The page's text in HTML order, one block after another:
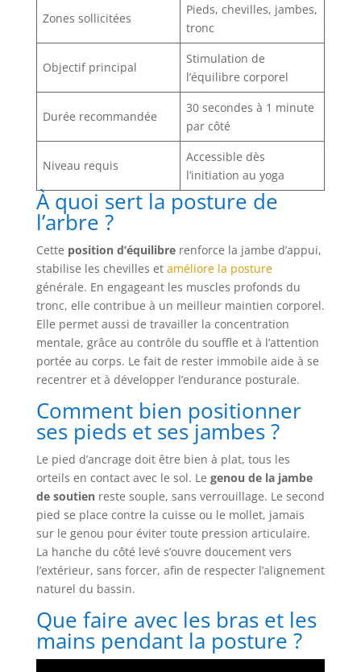
Zones sollicitées
Pieds, chevilles, jambes,
tronc
Objectif principal
Stimulation de
l’équilibre corporel
Durée recommandée
30 secondes à 1 minute
par côté
Niveau requis
Accessible dès
l’initiation au yoga
À quoi sert la posture de
l’arbre ?
Cette position d’équilibrerenforce la jambe d’appui,
stabilise les chevilles et améliore la posture
générale. En engageant les muscles profonds du
tronc, elle contribue à un meilleur maintien corporel.
Elle permet aussi de travailler la concentration
mentale, grâce au contrôle du souffle et à l’attention
portée au corps. Le fait de rester immobile aide à se
recentrer et à développer l’endurance posturale.
Comment bien positionner
ses pieds et ses jambes ?
Le pied d’ancrage doit être bien à plat, tous les
orteils en contact avec le sol. Le genou de la jambe
de soutienreste souple, sans verrouillage. Le second
pied se place contre la cuisse ou le mollet, jamais
sur le genou pour éviter toute pression articulaire.
La hanche du côté levé s’ouvre doucement vers
l’extérieur, sans forcer, afin de respecter l’alignement
naturel du bassin.
Que faire avec les bras et les
mains pendant la posture ?